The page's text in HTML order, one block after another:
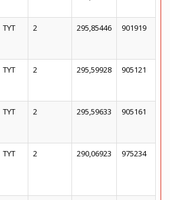
TYT 2 295,85446 901919
TYT 2 295,59928 905121
TYT 2 295,59633 905161
TYT 2 290,06923 975234